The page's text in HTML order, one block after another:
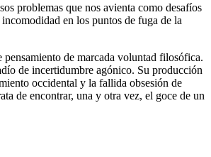
problemas que nos avienta como desafíos
en los puntos de fuga de la
de marcada voluntad filosófica.
de incertidumbre agónico. Su producción
occidental y la fallida obsesión de
de encontrar, una y otra vez, el goce de un